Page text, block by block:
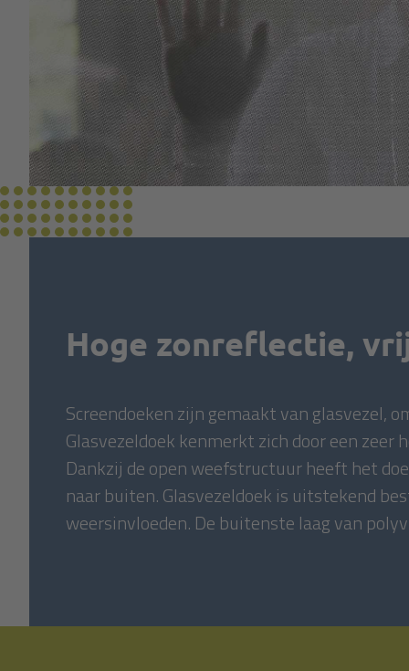
Hoge zonreflectie,
Screendoeken zijn gemaakt van glasvezel,
Glasvezeldoek kenmerkt zich door een zeer
Dankzij de open weefstructuur heeft het
naar buiten. Glasvezeldoek is uitstekend
weersinvloeden. De buitenste laag van